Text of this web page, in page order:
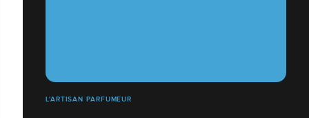
L'ARTISAN PARFUMEUR